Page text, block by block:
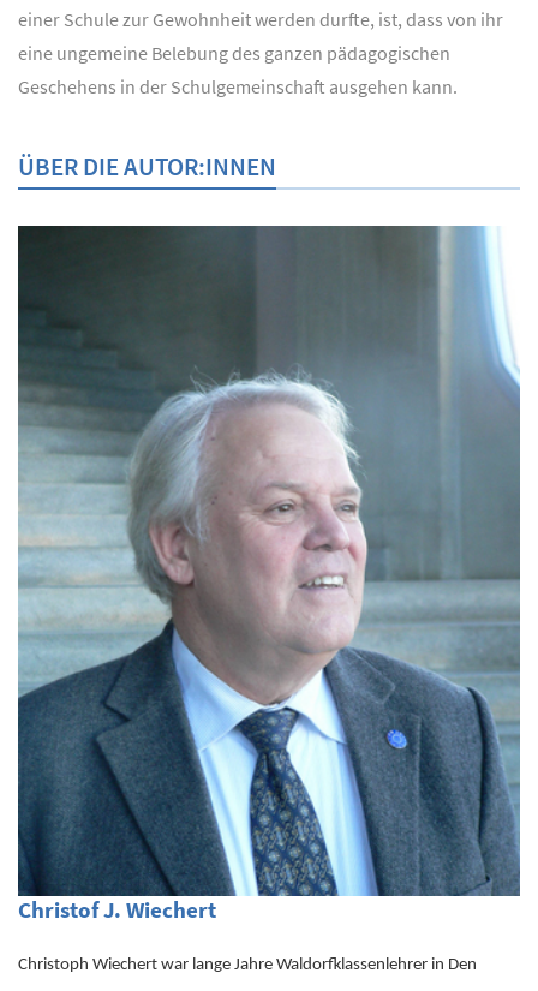
einer Schule zur Gewohnheit werden durfte, ist, dass von ihr
eine ungemeine Belebung des ganzen pädagogischen
Geschehens in der Schulgemeinschaft ausgehen kann.
ÜBER DIE AUTOR:INNEN
Christof J. Wiechert
Christoph Wiechert war lange Jahre Waldorfklassenlehrer in Den